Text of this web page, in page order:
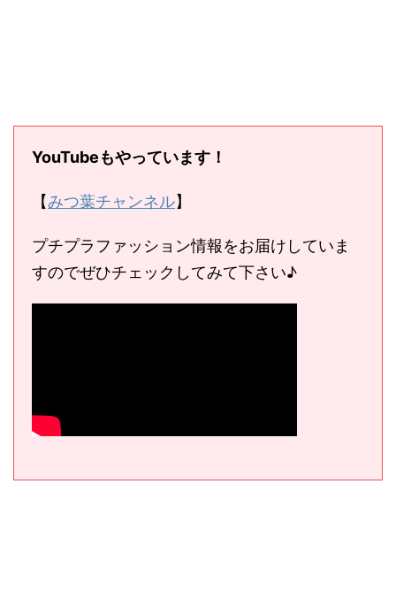
YouTubeもやっています！
【みつ葉チャンネル】
プチプラファッション情報をお届けしていま
すのでぜひチェックしてみて下さい♪